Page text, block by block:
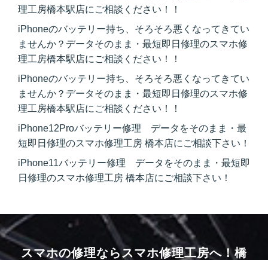
理工房橋本駅店にご相談ください！！
iPhoneのバッテリー持ち、そろそろ悪くなってきてい
ませんか？データそのまま・最短即日修理のスマホ修
理工房橋本駅店にご相談ください！！
iPhoneのバッテリー持ち、そろそろ悪くなってきてい
ませんか？データそのまま・最短即日修理のスマホ修
理工房橋本駅店にご相談ください！！
iPhone12Proバッテリー修理 データをそのまま・最
短即日修理のスマホ修理工房 橋本店にご相談下さい！
iPhone11バッテリー修理 データをそのまま・最短即
日修理のスマホ修理工房 橋本店にご相談下さい！
スマホの修理ならスマホ修理工房へ！橋